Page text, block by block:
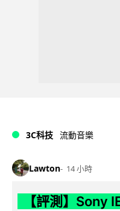
3C科技 流動音樂
Lawton 14 小時
【評測】Sony